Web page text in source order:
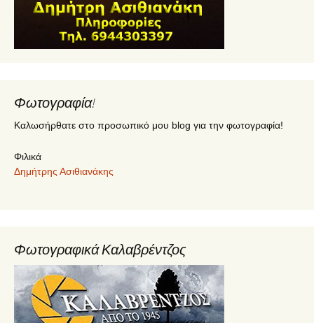
Φωτογραφία!
Καλωσήρθατε στο προσωπικό μου blog για την φωτογραφία!
Φιλικά
Δημήτρης Ασιθιανάκης
Φωτογραφικά Καλαβρέντζος